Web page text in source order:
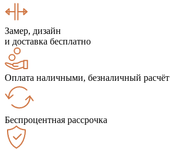
Замер, дизайн
и доставка бесплатно
Оплата наличными, безналичный расчёт
Беспроцентная рассрочка